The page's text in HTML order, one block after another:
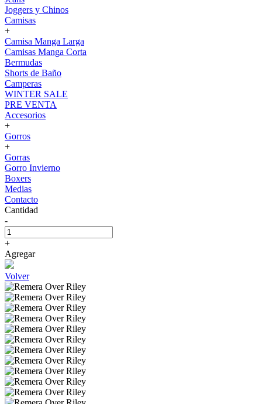
Joggers y Chinos
Camisas
+
Camisa Manga Larga
Camisas Manga Corta
Bermudas
Shorts de Baño
Camperas
WINTER SALE
PRE VENTA
Accesorios
+
Gorros
+
Gorras
Gorro Invierno
Boxers
Medias
Contacto
Cantidad
-
+
Agregar
Volver